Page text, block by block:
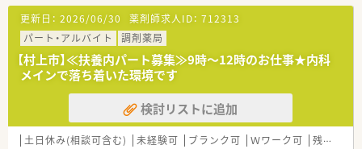
【募集背景と求める人物像について】
■サービス向上のための増員募集となっており、経験者はもちろ
んのこと、意欲のある未経験の方も歓迎しています。
■年齢や性別を問わず、周囲のスタッフと協力しながら明るく元
気に業務に取り組んでいただける方を求めています。
■地域医療への貢献を第一に考え、患者様の悩みや不安に真摯に
耳を傾けて対応できる誠実な方を募集しています。
更新日： 2026/06/30 薬剤師求人ID： 712313
パート・アルバイト
調剤薬局
【村上市】≪扶養内パート募集≫9時～12時のお仕事★内科
メインで落ち着いた環境です
検討リストに追加
土日休み(相談可含む) 未経験可 ブランク可 Ｗワーク可 残業なし(ほぼなし含む)